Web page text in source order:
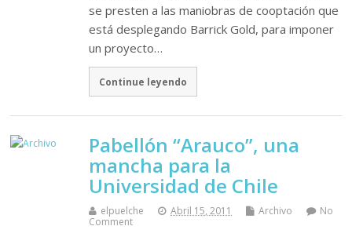
se presten a las maniobras de cooptación que
está desplegando Barrick Gold, para imponer
un proyecto…
Continue leyendo
Pabellón “Arauco”, una
mancha para la
Universidad de Chile
elpuelche Abril 15, 2011 Archivo
No
Comment